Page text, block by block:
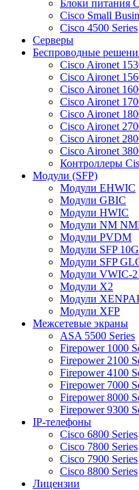
Блоки питания
Cisco Small
Cisco 4500 Series
Серверы
Беспроводные
Cisco Aironet
Cisco Aironet
Cisco Aironet
Cisco Aironet
Cisco Aironet
Cisco Aironet
Cisco Aironet
Cisco Aironet
Контроллеры
Модули (SFP)
Модули EHWIC
Модули GBIC
Модули HWIC
Модули NM
Модули PVDM
Модули SFP 10G
Модули SFP
Модули VWIC-
Модули X2
Модули
Модули XFP
Межсетевые экраны
ASA 5500 Series
Firepower 1000
Firepower 2100
Firepower 4100
Firepower 7000
Firepower 8000
Firepower 9300
IP-телефоны
Cisco 6800 Series
Cisco 7800 Series
Cisco 7900 Series
Cisco 8800 Series
Лицензии